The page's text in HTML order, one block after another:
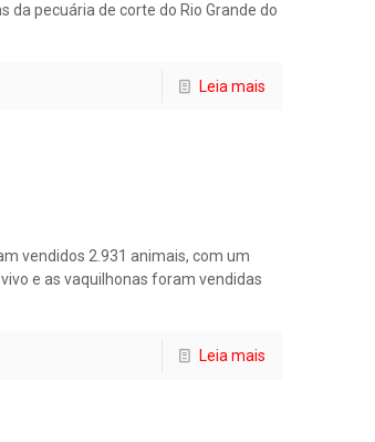
da pecuária de corte do Rio Grande do
Leia mais
vendidos 2.931 animais, com um
e as vaquilhonas foram vendidas
Leia mais